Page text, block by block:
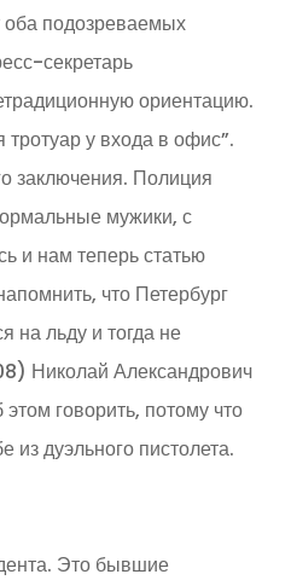
подозреваемых
секретарь
ориентацию.
тротуар у входа в офис”.
заключения. Полиция
мужики, с
и нам теперь статью
что Петербург
на льду и тогда не
Николай Александрович
говорить, потому что
дуэльного пистолета.
Это бывшие